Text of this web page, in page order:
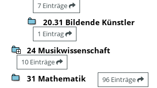
7 Einträge
20.31 Bildende Künstler
1 Eintrag
24 Musikwissenschaft
10 Einträge
31 Mathematik 96 Einträge